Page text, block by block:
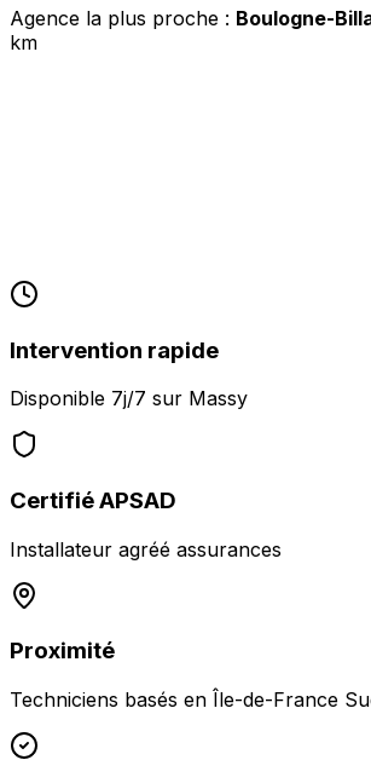
Agence la plus proche : Boulogne-
km
Intervention rapide
Disponible 7j/7 sur Massy
Certifié APSAD
Installateur agréé assurances
Proximité
Techniciens basés en Île-de-France